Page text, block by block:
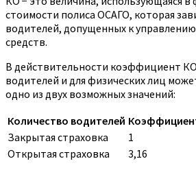
стоимости полиса ОСАГО, которая
водителей, допущенных к
средств.
В действительности коэффициент КО
водителей и для физических лиц
одно из двух возможных значений:
Количество водителей
Закрытая страховка
1
Открытая страховка
3,16